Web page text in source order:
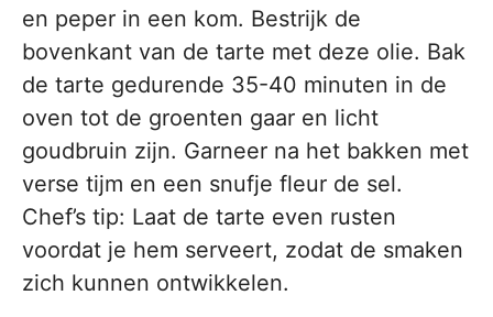
en peper in een kom. Bestrijk de
bovenkant van de tarte met deze olie. Bak
de tarte gedurende 35-40 minuten in de
oven tot de groenten gaar en licht
goudbruin zijn. Garneer na het bakken met
verse tijm en een snufje fleur de sel.
Chef’s tip: Laat de tarte even rusten
voordat je hem serveert, zodat de smaken
zich kunnen ontwikkelen.